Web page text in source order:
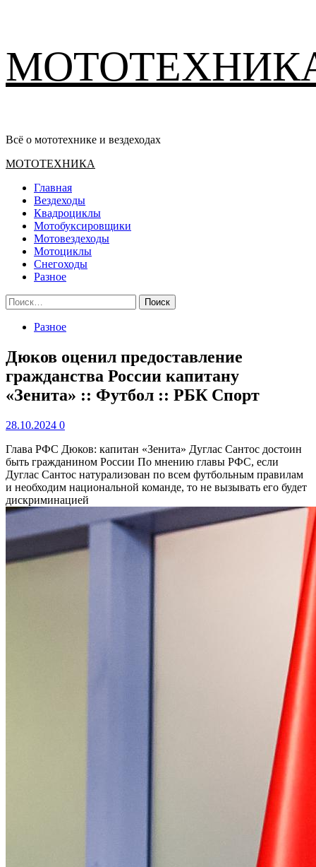
содержимому
Всё о мототехнике и вездеходах
Основное
МОТОТЕХНИКА
Главная
Вездеходы
Квадроциклы
Мотобуксировщики
Мотовездеходы
Мотоциклы
Снегоходы
Разное
Найти:
Разное
Дюков оценил предоставление
гражданства России капитану
«Зенита» :: Футбол :: РБК Спорт
28.10.2024 0
Глава РФС Дюков: капитан «Зенита» Дуглас Сантос достоин
быть гражданином России По мнению главы РФС, если
Дуглас Сантос натурализован по всем футбольным правилам
и необходим национальной команде, то не вызывать его будет
дискриминацией